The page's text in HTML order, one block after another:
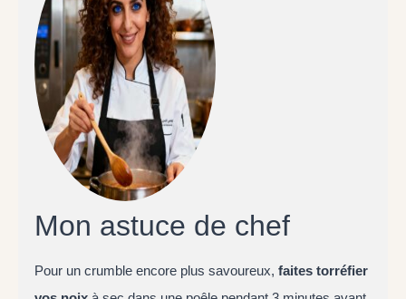
Mon astuce de chef
Pour un crumble encore plus savoureux, faites torréfier